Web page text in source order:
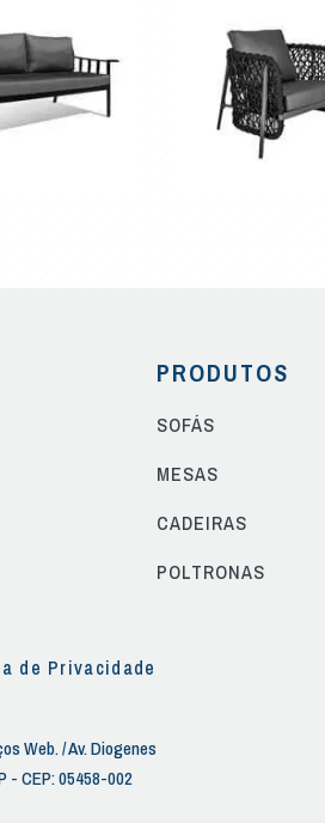
PRODUTOS
SOFÁS
MESAS
CADEIRAS
POLTRONAS
de Privacidade
Web. / Av. Diogenes
- CEP: 05458-002